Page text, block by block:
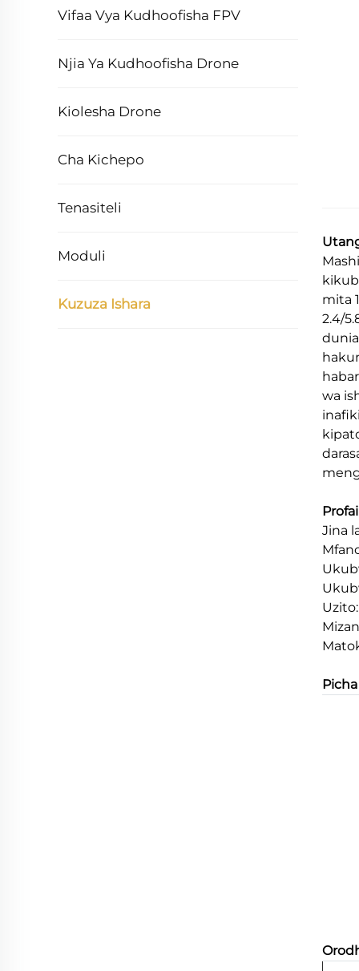
Vifaa Vya Kudhoofisha FPV
Njia Ya Kudhoofisha Drone
Kiolesha Drone
Cha Kichepo
Tenasiteli
Moduli
Kuzuza Ishara
mita
2.4/
wa
Jina